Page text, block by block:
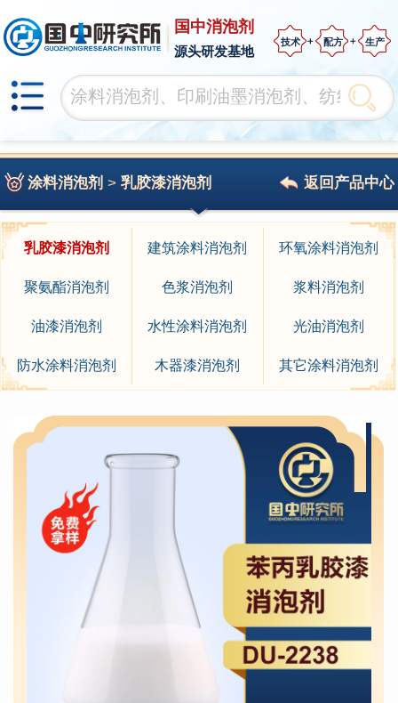
国中消泡剂
源头研发基地
技术 配方 生产
涂料消泡剂 > 乳胶漆消泡剂 返回产品中心
乳胶漆消泡剂 建筑涂料消泡剂 环氧涂料消泡剂
聚氨酯消泡剂 色浆消泡剂 浆料消泡剂
油漆消泡剂 水性涂料消泡剂 光油消泡剂
防水涂料消泡剂 木器漆消泡剂 其它涂料消泡剂